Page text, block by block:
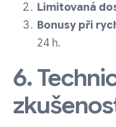
Limitovaná
Bonusy při
24 h.
6.